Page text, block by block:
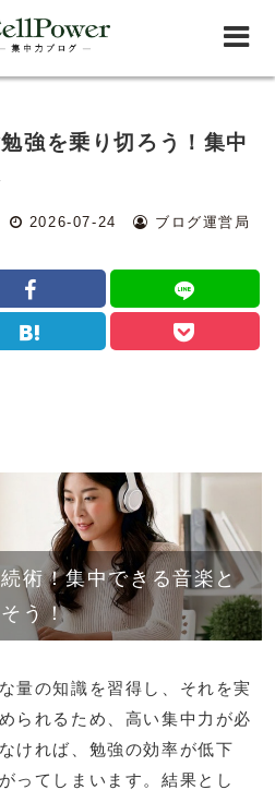
強を乗り切ろう！集中
2026-07-24 ブログ運営局
術！集中できる音楽と
う！
量の知識を習得し、それを実
られるため、高い集中力が必
ければ、勉強の効率が低下
ってしまいます。結果とし